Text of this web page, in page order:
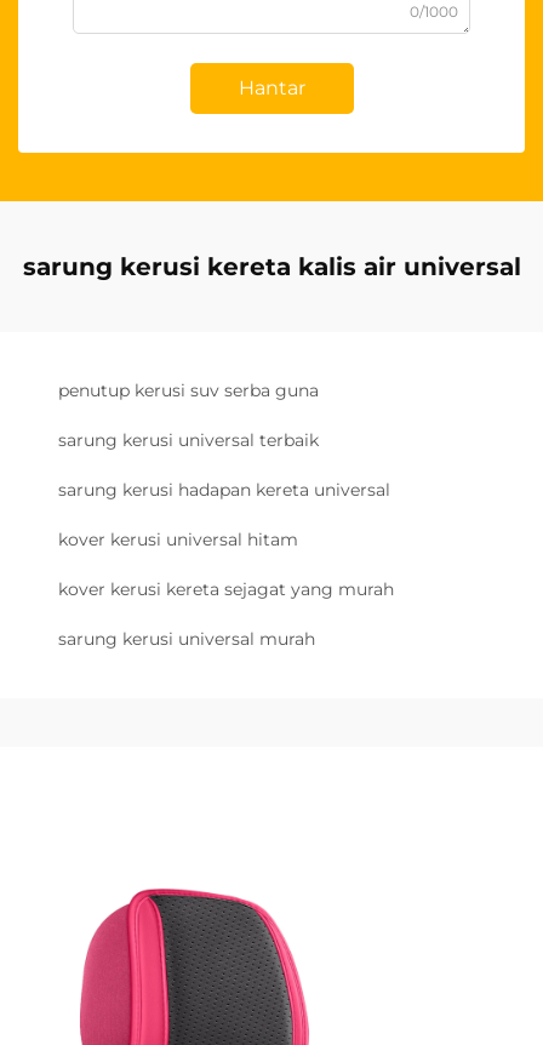
0/1000
Hantar
sarung kerusi kereta kalis air universal
penutup kerusi suv serba guna
sarung kerusi universal terbaik
sarung kerusi hadapan kereta universal
kover kerusi universal hitam
kover kerusi kereta sejagat yang murah
sarung kerusi universal murah